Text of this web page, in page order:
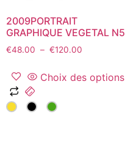
produit
2009PORTRAIT
GRAPHIQUE VEGETAL N5
€48.00 – €120.00
prix :
€48.00
Choix des options
Ce
produit